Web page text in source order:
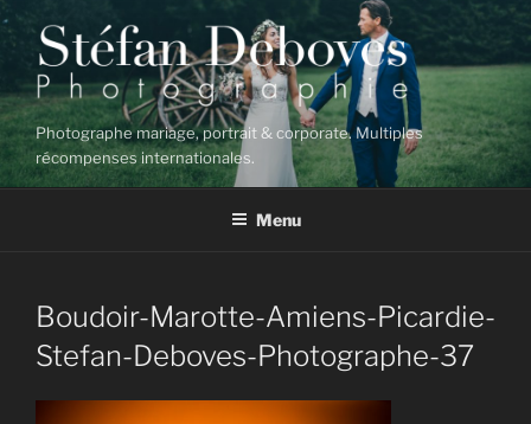
Aller
au
contenu
principal
Photographe mariage, portrait & corporate. Multiples
récompenses internationales.
Menu
Boudoir-Marotte-Amiens-Picardie-
Stefan-Deboves-Photographe-37